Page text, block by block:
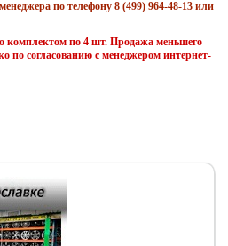
по телефону 8 (499) 964-48-13 или
комплектом по 4 шт. Продажа меньшего
по согласованию с менеджером интернет-